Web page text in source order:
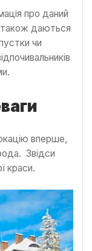
про даний
даються
чи
вперше,
Звідси
краси.